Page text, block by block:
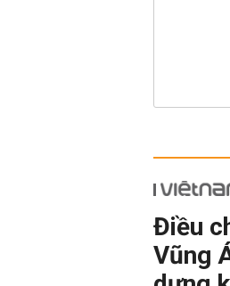
Điều
Vũng